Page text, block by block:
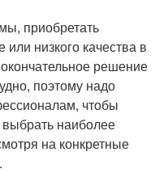
приобретать
низкого качества в
решение
поэтому надо
чтобы
наиболее
на конкретные